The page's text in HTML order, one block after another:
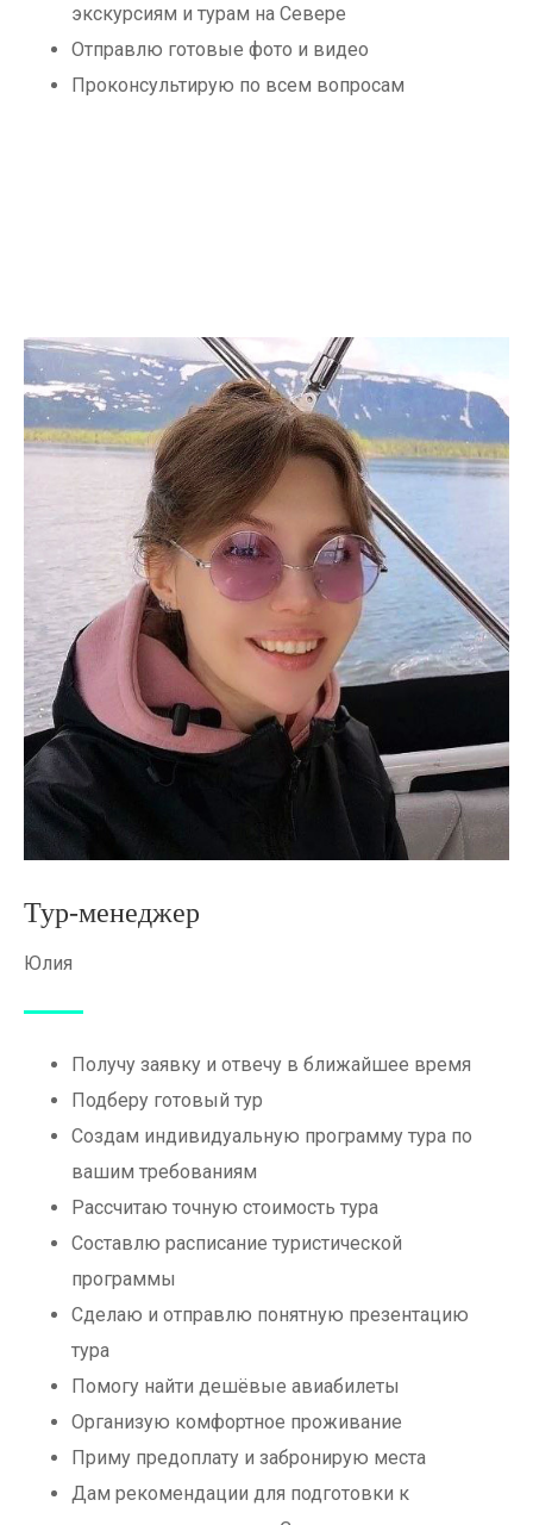
экскурсиям и турам на Севере
Отправлю готовые фото и видео
Проконсультирую по всем вопросам
Тур-менеджер
Юлия
Получу заявку и отвечу в ближайшее время
Подберу готовый тур
Создам индивидуальную программу тура по
вашим требованиям
Рассчитаю точную стоимость тура
Составлю расписание туристической
программы
Сделаю и отправлю понятную презентацию
тура
Помогу найти дешёвые авиабилеты
Организую комфортное проживание
Приму предоплату и забронирую места
Дам рекомендации для подготовки к